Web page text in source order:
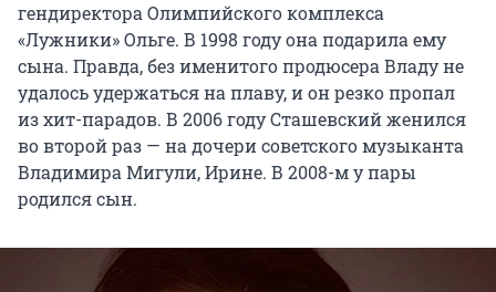
гендиректора Олимпийского комплекса
«Лужники» Ольге. В 1998 году она подарила ему
сына. Правда, без именитого продюсера Владу не
удалось удержаться на плаву, и он резко пропал
из хит-парадов. В 2006 году Сташевский женился
во второй раз — на дочери советского музыканта
Владимира Мигули, Ирине. В 2008-м у пары
родился сын.